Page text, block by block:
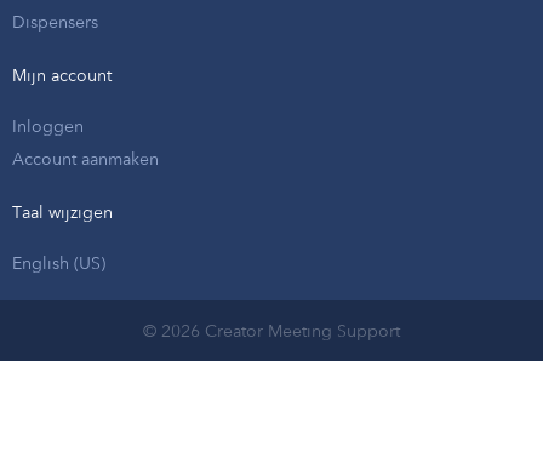
Dispensers
Mijn account
Inloggen
Account aanmaken
Taal wijzigen
English (US)
© 2026 Creator Meeting Support